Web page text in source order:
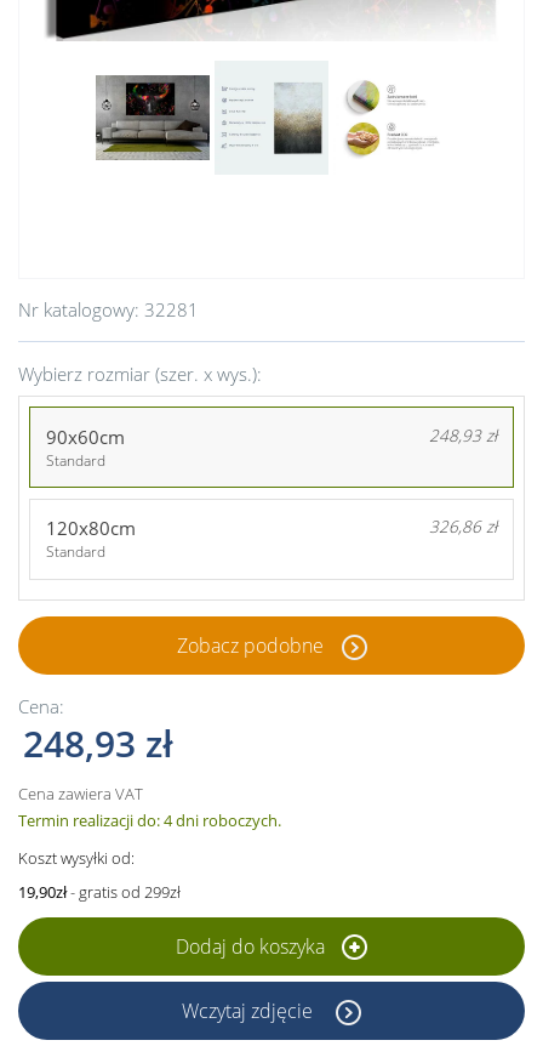
Nr katalogowy: 32281
Wybierz rozmiar (szer. x wys.):
90x60cm 248,93 zł
Standard
120x80cm 326,86 zł
Standard
Zobacz podobne
Cena:
248,93 zł
Cena zawiera VAT
Termin realizacji do: 4 dni roboczych.
Koszt wysyłki od:
19,90zł- gratis od 299zł
Dodaj do koszyka
Wczytaj zdjęcie